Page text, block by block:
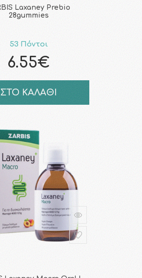
Laxaney Prebio
28gummies
53 Πόντοι
6.55€
ΣΤΟ ΚΑΛΑΘΙ